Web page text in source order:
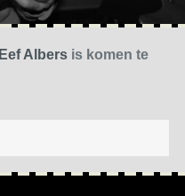
Eef Albersis komen te